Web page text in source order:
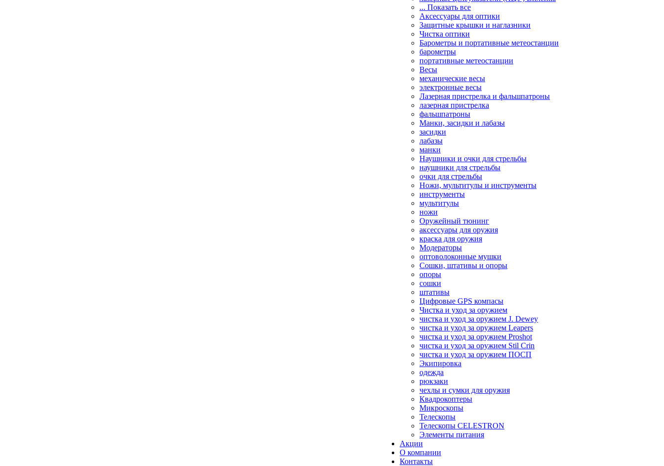
... Показать все
Аксессуары для оптики
Защитные крышки и наглазники
Чистка оптики
Барометры и портативные метеостанции
барометры
портативные метеостанции
Весы
механические весы
электронные весы
Лазерная пристрелка и фальшпатроны
лазерная пристрелка
фальшпатроны
Манки, засидки и лабазы
засидки
лабазы
манки
Наушники и очки для стрельбы
наушники для стрельбы
очки для стрельбы
Ножи, мультитулы и инструменты
инструменты
мультитулы
ножи
Оружейный тюнинг
аксессуары для оружия
краска для оружия
Модераторы
оптоволоконные мушки
Сошки, штативы и опоры
опоры
сошки
штативы
Цифровые GPS компасы
Чистка и уход за оружием
чистка и уход за оружием J. Dewey
чистка и уход за оружием Leapers
чистка и уход за оружием Proshot
чистка и уход за оружием Stil Crin
чистка и уход за оружием ПОСП
Экипировка
одежда
рюкзаки
чехлы и сумки для оружия
Квадрокоптеры
Микроскопы
Телескопы
Телескопы CELESTRON
Элементы питания
Акции
О компании
Контакты